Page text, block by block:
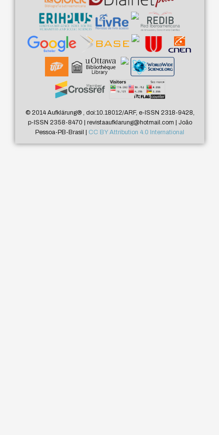
© 2014 Aufklärung®, doi:10.18012/ARF, e-ISSN 2318-9428,
p-ISSN 2358-8470 | revistaaufklarung@hotmail.com | João
Pessoa-PB-Brasil | CC BY Attribution 4.0 International